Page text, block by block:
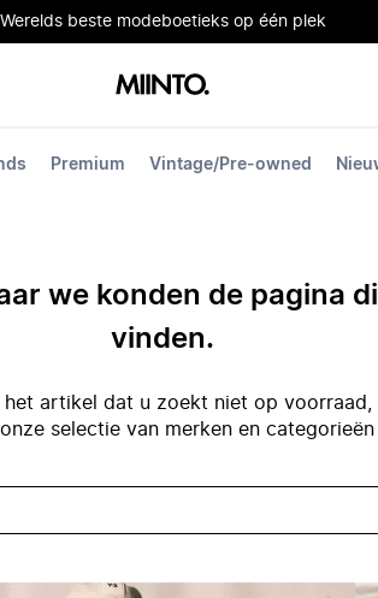
Werelds beste modeboetieks op één plek
Premium Vintage/Pre-owned
we konden de pagina
vinden.
artikel dat u zoekt niet op voorraad,
selectie van merken en categorieën